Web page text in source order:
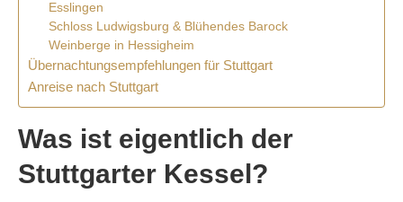
Esslingen
Schloss Ludwigsburg & Blühendes Barock
Weinberge in Hessigheim
Übernachtungsempfehlungen für Stuttgart
Anreise nach Stuttgart
Was ist eigentlich der
Stuttgarter Kessel?